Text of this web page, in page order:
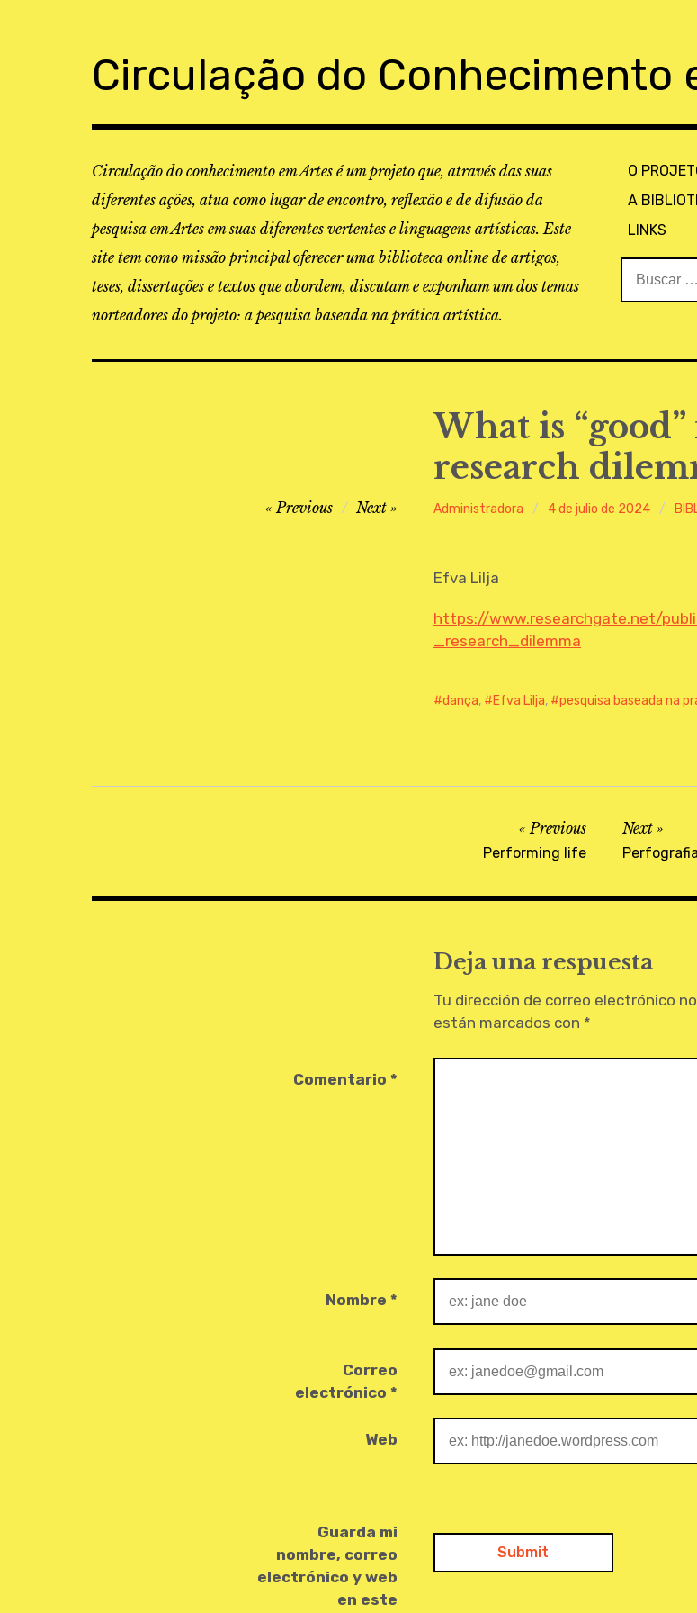
Circulação do Conhecimento
Circulação do conhecimento em Artes é um projeto que, através das suas
diferentes ações, atua como lugar de encontro, reflexão e de difusão da
pesquisa em Artes em suas diferentes vertentes e linguagens artísticas. Este
site tem como missão principal oferecer uma biblioteca online de artigos,
teses, dissertações e textos que abordem, discutam e exponham um dos temas
norteadores do projeto: a pesquisa baseada na prática artística.
O
A
LINKS
What is
research
Administradora 4 de julio de 2024
Previous Next
Efva Lilja
https://www.researchgate.net/
_research_dilemma
dança, Efva Lilja, pesquisa baseada na
Previous
Performing life
Next
Deja una respuesta
Tu dirección de correo electrónico
están marcados con *
Comentario *
Nombre *
Correo
electrónico *
Web
Guarda mi
nombre, correo
electrónico y web
en este